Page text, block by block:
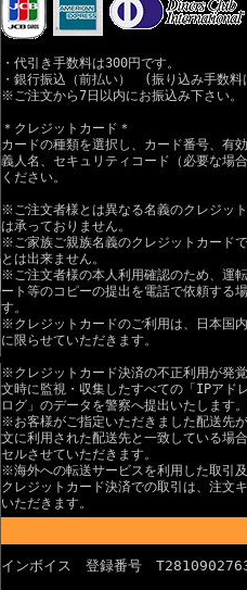
・代引き手数料は300円です。
・銀行振込（前払い） (振り込み手数料
※ご注文から7日以内にお振込み下さい。
＊クレジットカード＊
カードの種類を選択し、カード番号、有
義人名、セキュリティコード（必要な場
ください。
※ご注文者様とは異なる名義のクレジッ
は承っておりません。
※ご家族ご親族名義のクレジットカード
とは出来ません。
※ご注文者様の本人利用確認のため、運
ート等のコピーの提出を電話で依頼する
す。
※クレジットカードのご利用は、日本国
に限らせていただきます。
※クレジットカード決済の不正利用が発
文時に監視・収集したすべての「IPアド
ログ」のデータを警察へ提出いたします。
※お客様がご指定いただきました配送先
文に利用された配送先と一致している場
セルさせていただきます。
※海外への転送サービスを利用した取引
クレジットカード決済での取引は、注文
いただきます。
インボイス 登録番号